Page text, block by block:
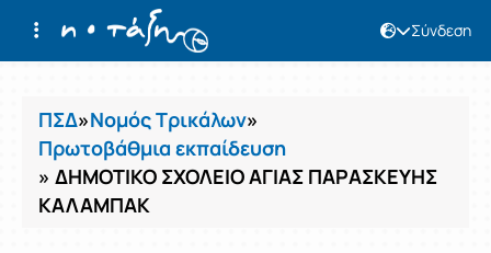
Σύνδεση
Μαθήματα
ΠΣΔ»Νομός Τρικάλων»
Πρωτοβάθμια εκπαίδευση
» ΔΗΜΟΤΙΚΟ ΣΧΟΛΕΙΟ ΑΓΙΑΣ ΠΑΡΑΣΚΕΥΗΣ
ΚΑΛΑΜΠΑΚ